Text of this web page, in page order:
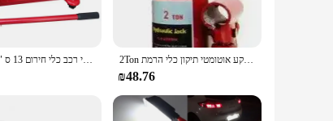
שקע הידראולי מכונית 2 טון, החלפת צמיג הידראולי מכונית, כלי הרמה ותיקון, כלי רכב כלי חירום 13 ס "מ-30 ס" מ 2Ton רכב סדאן הידראולי בקבוק הרמת שקע אוטומטי תיקון כלי הרמת stand
₪48.76